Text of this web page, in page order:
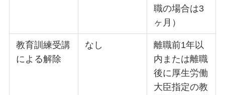
職の場合は3
ヶ月）
教育訓練受講
による解除
なし
離職前1年以
内または離職
後に厚生労働
大臣指定の教